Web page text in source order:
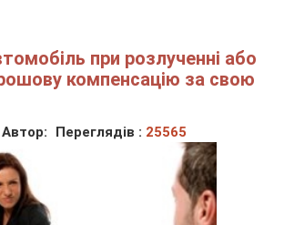
при розлученні або
компенсацію за свою
Автор: Переглядів : 25565